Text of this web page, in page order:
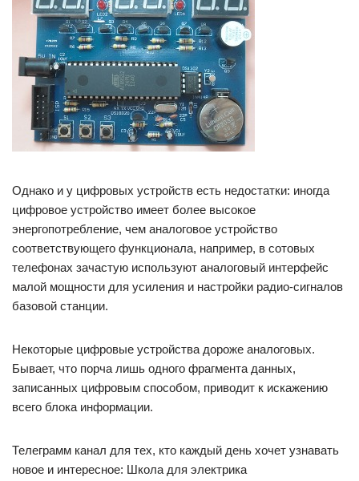
Однако и у цифровых устройств есть недостатки: иногда
цифровое устройство имеет более высокое
энергопотребление, чем аналоговое устройство
соответствующего функционала, например, в сотовых
телефонах зачастую используют аналоговый интерфейс
малой мощности для усиления и настройки радио-сигналов
базовой станции.
Некоторые цифровые устройства дороже аналоговых.
Бывает, что порча лишь одного фрагмента данных,
записанных цифровым способом, приводит к искажению
всего блока информации.
Телеграмм канал для тех, кто каждый день хочет узнавать
новое и интересное: Школа для электрика